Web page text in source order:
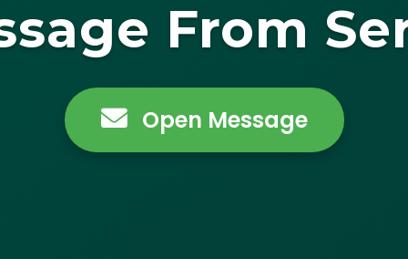
From
Open Message